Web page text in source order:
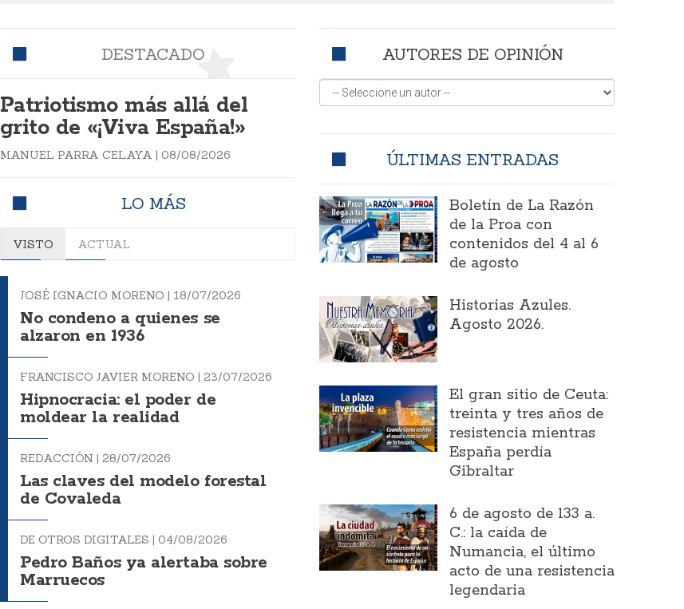
DESTACADO
Patriotismo más allá del
grito de «¡Viva España!»
MANUEL PARRA CELAYA | 08/08/2026
LO MÁS
VISTO ACTUAL
JOSÉ IGNACIO MORENO | 18/07/2026
No condeno a quienes se
alzaron en 1936
FRANCISCO JAVIER MORENO | 23/07/2026
Hipnocracia: el poder de
moldear la realidad
REDACCIÓN | 28/07/2026
Las claves del modelo forestal
de Covaleda
DE OTROS DIGITALES | 04/08/2026
Pedro Baños ya alertaba sobre
Marruecos
AUTORES DE OPINIÓN
ÚLTIMAS ENTRADAS
Boletín de La Razón
de la Proa con
contenidos del 4 al 6
de agosto
Historias Azules.
Agosto 2026.
El gran sitio de Ceuta:
treinta y tres años de
resistencia mientras
España perdía
Gibraltar
6 de agosto de 133 a.
C.: la caída de
Numancia, el último
acto de una resistencia
legendaria